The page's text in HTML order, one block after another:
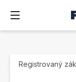
Registrovaný